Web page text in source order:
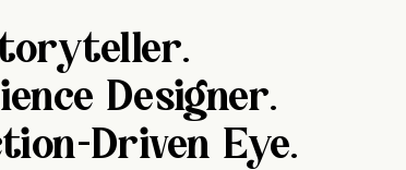
Designer.
Driven Eye.